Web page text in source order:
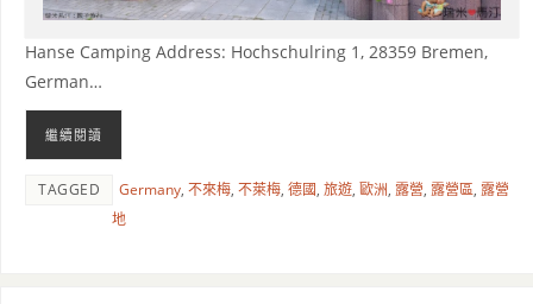
Hanse Camping Address: Hochschulring 1, 28359 Bremen,
German…
繼續閱讀
TAGGED Germany,不來梅,不萊梅,德國,旅遊,歐洲, 露營, 露營區, 露營
地